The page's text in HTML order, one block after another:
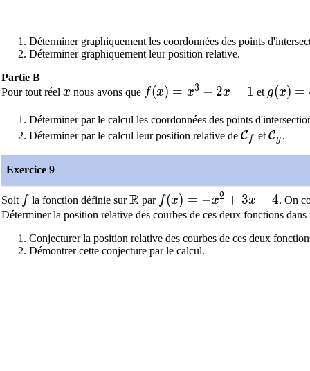
Déterminer graphiquement les coordonnées des points
Déterminer graphiquement leur position relative.
Partie B
Pour tout réel x
x nous avons que f(x)=x^3-2x+1
f(x) = x3 − 2x + 1 et g(x) =
Déterminer par le calcul les coordonnées des points
Déterminer par le calcul leur position relative de C f etCg .
Exercice 9
Soit ff la fonction définie sur\mathbb{R}
R par f(x)=-x^2+3x+4
f(x) = −x2 + 3x + 4. On
Déterminer la position relative des courbes de ces deux fonctions dans
Conjecturer la position relative des courbes de ces deux
Démontrer cette conjecture par le calcul.